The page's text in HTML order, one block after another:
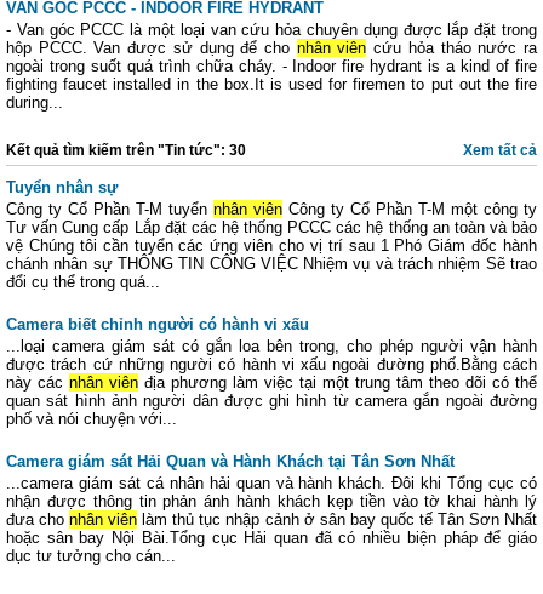
VAN GÓC PCCC - INDOOR FIRE HYDRANT
- Van góc PCCC là một loại van cứu hỏa chuyên dụng được lắp đặt trong
hộp PCCC. Van được sử dụng để cho nhân viên cứu hỏa tháo nước ra
ngoài trong suốt quá trình chữa cháy. - Indoor fire hydrant is a kind of fire
fighting faucet installed in the box.It is used for firemen to put out the fire
during...
Xem tất cả
Kết quả tìm kiếm trên "Tin tức": 30
Tuyển nhân sự
Công ty Cổ Phần T-M tuyển nhân viên Công ty Cổ Phần T-M một công ty
Tư vấn Cung cấp Lắp đặt các hệ thống PCCC các hệ thống an toàn và bảo
vệ Chúng tôi cần tuyển các ứng viên cho vị trí sau 1 Phó Giám đốc hành
chánh nhân sự THÔNG TIN CÔNG VIỆC Nhiệm vụ và trách nhiệm Sẽ trao
đổi cụ thể trong quá...
Camera biết chỉnh người có hành vi xấu
...loại camera giám sát có gắn loa bên trong, cho phép người vận hành
được trách cứ những người có hành vi xấu ngoài đường phố.Bằng cách
này các nhân viên địa phương làm việc tại một trung tâm theo dõi có thể
quan sát hình ảnh người dân được ghi hình từ camera gắn ngoài đường
phố và nói chuyện với...
Camera giám sát Hải Quan và Hành Khách tại Tân Sơn Nhất
...camera giám sát cá nhân hải quan và hành khách. Đôi khi Tổng cục có
nhận được thông tin phản ánh hành khách kẹp tiền vào tờ khai hành lý
đưa chonhân viên làm thủ tục nhập cảnh ở sân bay quốc tế Tân Sơn Nhất
hoặc sân bay Nội Bài.Tổng cục Hải quan đã có nhiều biện pháp để giáo
dục tư tưởng cho cán...